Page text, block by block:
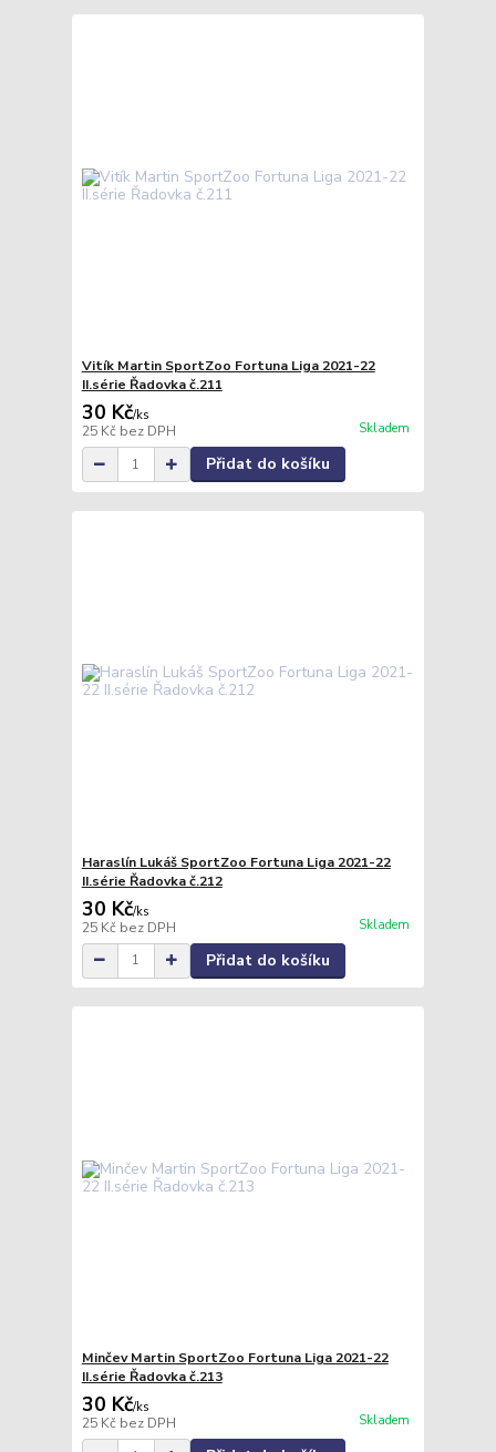
Vitík Martin SportZoo Fortuna Liga 2021-22
II.série Řadovka č.211
30 Kč/ks
25 Kč bez DPH Skladem
Přidat do košíku
Haraslín Lukáš SportZoo Fortuna Liga 2021-22
II.série Řadovka č.212
30 Kč/ks
25 Kč bez DPH Skladem
Přidat do košíku
Minčev Martin SportZoo Fortuna Liga 2021-22
II.série Řadovka č.213
30 Kč/ks
25 Kč bez DPH Skladem